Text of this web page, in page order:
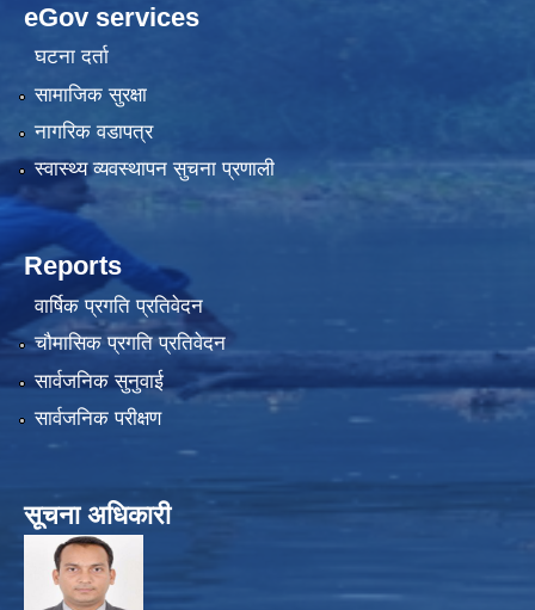
eGov services
घटना दर्ता
सामाजिक सुरक्षा
नागरिक वडापत्र
स्वास्थ्य व्यवस्थापन सुचना प्रणाली
Reports
वार्षिक प्रगति प्रतिवेदन
चौमासिक प्रगति प्रतिवेदन
सार्वजनिक सुनुवाई
सार्वजनिक परीक्षण
सूचना अधिकारी